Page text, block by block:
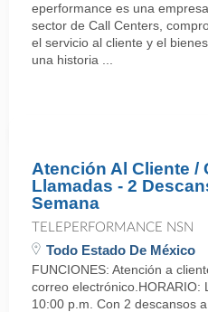
eperformance es una
sector de Call Centers,
el servicio al cliente y el
una historia ...
Atención Al Cliente /
Llamadas - 2
Semana
TELEPERFORMANCE NSN
Todo Estado De México
FUNCIONES: Atención a
correo electrónico.HORARIO:
10:00 p.m. Con 2 descansos